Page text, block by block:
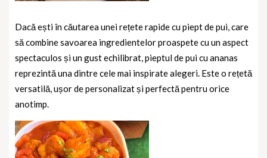
Dacă ești în căutarea unei rețete rapide cu piept de pui, care
să combine savoarea ingredientelor proaspete cu un aspect
spectaculos și un gust echilibrat, pieptul de pui cu ananas
reprezintă una dintre cele mai inspirate alegeri. Este o rețetă
versatilă, ușor de personalizat și perfectă pentru orice
anotimp.